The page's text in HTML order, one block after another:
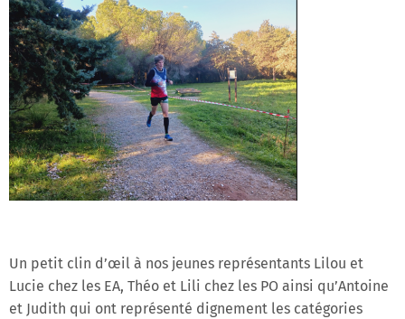
Un petit clin d’œil à nos jeunes représentants Lilou et
Lucie chez les EA, Théo et Lili chez les PO ainsi qu’Antoine
et Judith qui ont représenté dignement les catégories